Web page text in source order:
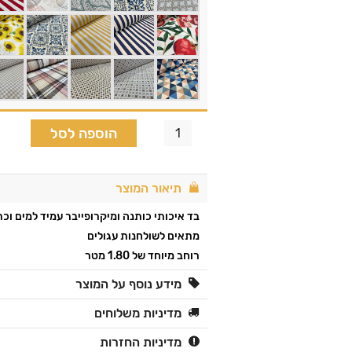
הוספה לסל
תיאור המוצר
בד איכותי כותנה ומיקרופייבר עמיד למים
מתאים לשולחנות עגולים
רוחב מיוחד של 1.80 מטר
מידע נוסף על המוצר
מדיניות משלוחים
מדיניות החזרות